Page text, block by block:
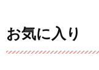
お気に入り